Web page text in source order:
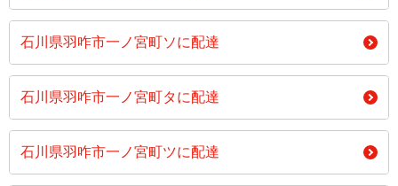
石川県羽咋市一ノ宮町ソに配達
石川県羽咋市一ノ宮町タに配達
石川県羽咋市一ノ宮町ツに配達